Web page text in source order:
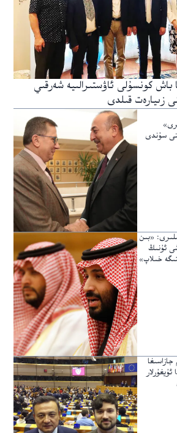
باش كونسۇلى ئاۋستىرالىيە شەرقىي
زىيارەت قىلدى
سۇندى
«بىن
ئۇنىڭ
خىلاپ»
جازاسىغا